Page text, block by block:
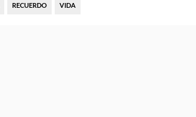
RECUERDO VIDA